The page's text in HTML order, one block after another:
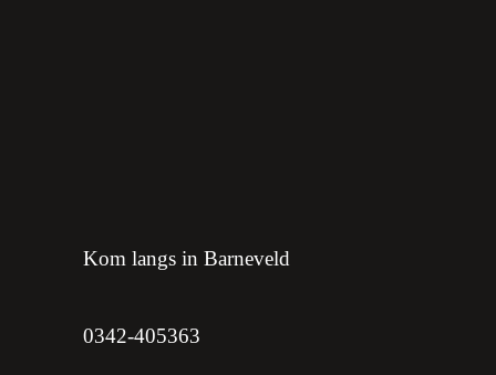
Kom langs in Barneveld
0342-405363